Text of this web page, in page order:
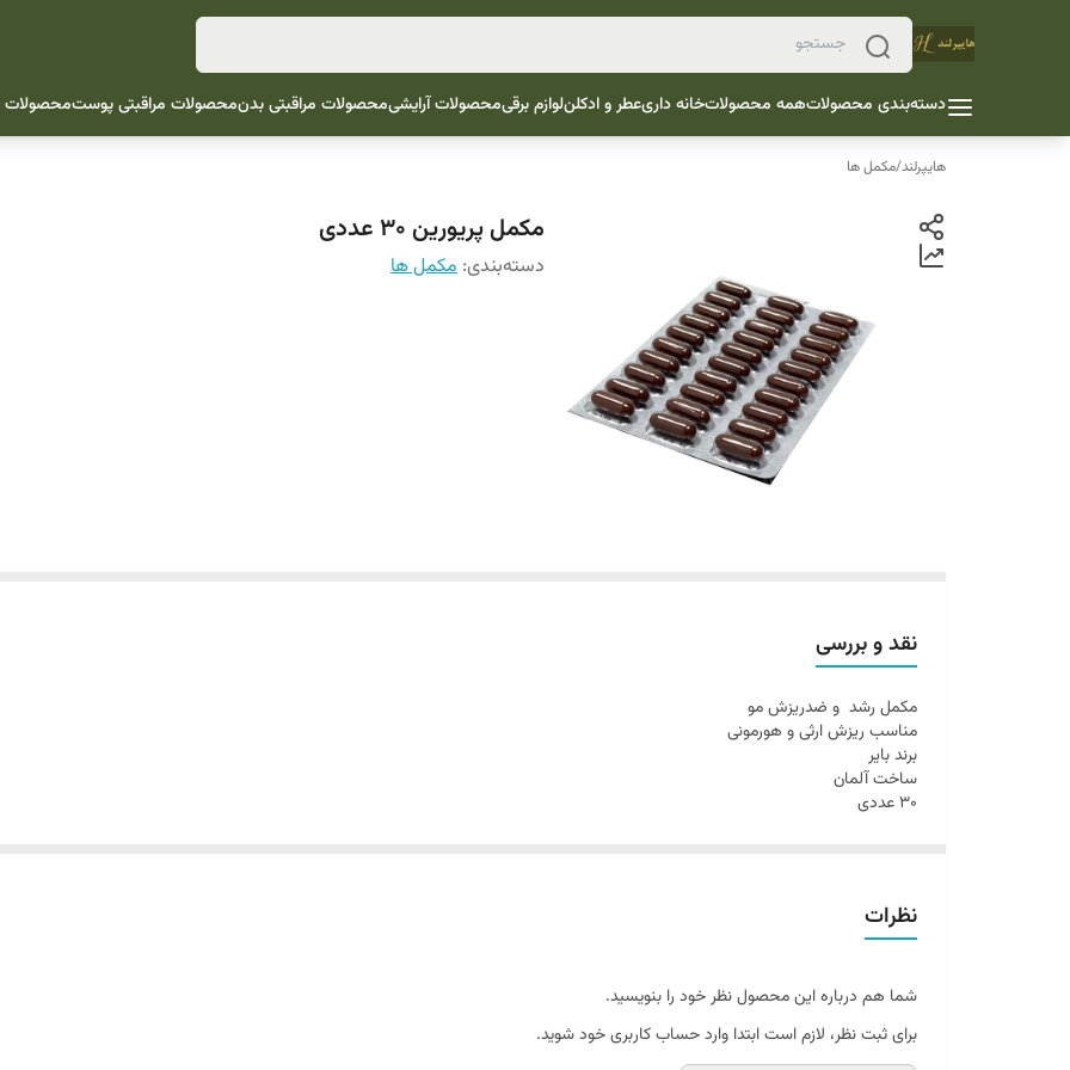
دسته‌بندی محصولاتهمه محصولاتخانه داریعطر و ادکلنلوازم برقیمحصولات آرایشیمحصولات مراقبتی بدنمحصولات مراقبتی پوستمحصولات
هایپرلند/مکمل ها
مکمل پریورین ۳۰ عددی
دسته‌بندی: مکمل ها
نقد و بررسی
مکمل رشد و ضدریزش مو
مناسب ریزش ارثی و هورمونی
برند بایر
ساخت آلمان
۳۰ عددی
نظرات
شما هم درباره این محصول نظر خود را بنویسید.
برای ثبت نظر، لازم است ابتدا وارد حساب کاربری خود شوید.